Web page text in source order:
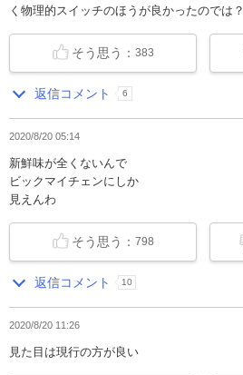
く物理的スイッチのほうが良かったのでは？
そう思う： 383
返信コメント 6
2020/8/20 05:14
新鮮味が全くないんで
ビックマイチェンにしか
見えんわ
そう思う： 798
返信コメント 10
2020/8/20 11:26
見た目は現行の方が良い